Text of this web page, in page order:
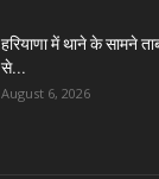
हरियाणा में थाने के सामने
से...
August 6, 2026